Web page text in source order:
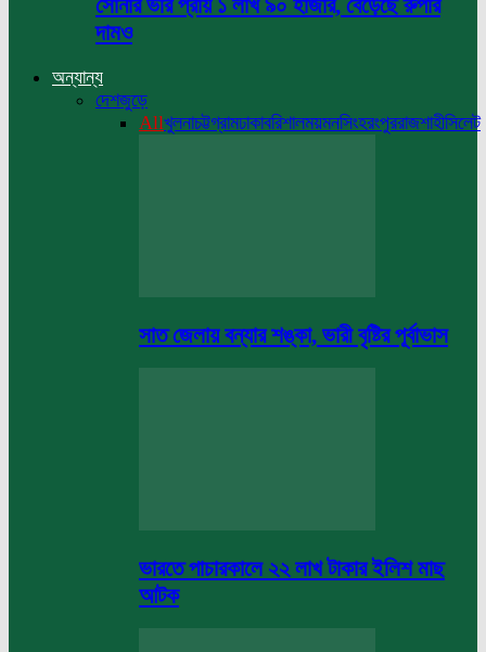
সোনার ভরি প্রায় ১ লাখ ৯০ হাজার, বেড়েছে রুপার
দামও
অন্যান্য
দেশজুড়ে
Allখুলনাচট্টগ্রামঢাকাবরিশালময়মনসিংহরংপুররাজশাহীসিলেট
সাত জেলায় বন্যার শঙ্কা, ভারী বৃষ্টির পূর্বাভাস
ভারতে পাচারকালে ২২ লাখ টাকার ইলিশ মাছ
আটক